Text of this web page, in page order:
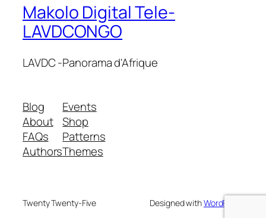
Makolo Digital Tele-
LAVDCONGO
LAVDC -Panorama d'Afrique
Blog
About
FAQs
Authors
Events
Shop
Patterns
Themes
Twenty Twenty-Five Designed withWordPress